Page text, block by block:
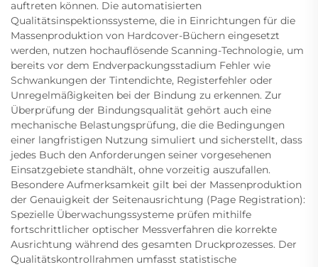
auftreten können. Die automatisierten
Qualitätsinspektionssysteme, die in Einrichtungen für die
Massenproduktion von Hardcover-Büchern eingesetzt
werden, nutzen hochauflösende Scanning-Technologie, um
bereits vor dem Endverpackungsstadium Fehler wie
Schwankungen der Tintendichte, Registerfehler oder
Unregelmäßigkeiten bei der Bindung zu erkennen. Zur
Überprüfung der Bindungsqualität gehört auch eine
mechanische Belastungsprüfung, die die Bedingungen
einer langfristigen Nutzung simuliert und sicherstellt, dass
jedes Buch den Anforderungen seiner vorgesehenen
Einsatzgebiete standhält, ohne vorzeitig auszufallen.
Besondere Aufmerksamkeit gilt bei der Massenproduktion
der Genauigkeit der Seitenausrichtung (Page Registration):
Spezielle Überwachungssysteme prüfen mithilfe
fortschrittlicher optischer Messverfahren die korrekte
Ausrichtung während des gesamten Druckprozesses. Der
Qualitätskontrollrahmen umfasst statistische